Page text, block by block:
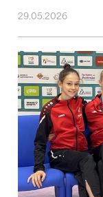
29.05.2026
EM in Varna